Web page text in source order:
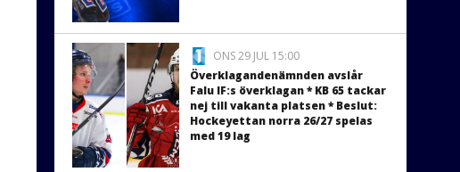
ONS 29 JUL 15:00
Överklagandenämnden avslår
Falu IF:s överklagan * KB 65 tackar
nej till vakanta platsen * Beslut:
Hockeyettan norra 26/27 spelas
med 19 lag